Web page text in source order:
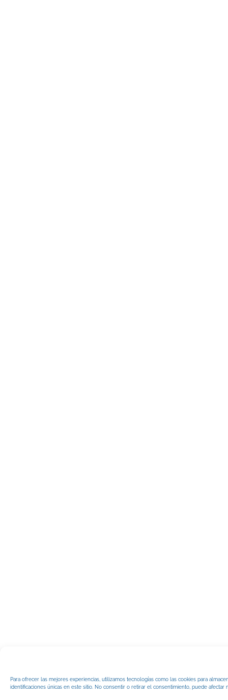
Para ofrecer las mejores experiencias, utilizamos tecnologías como las cookies para
identificaciones únicas en este sitio. No consentir o retirar el consentimiento, puede afectar